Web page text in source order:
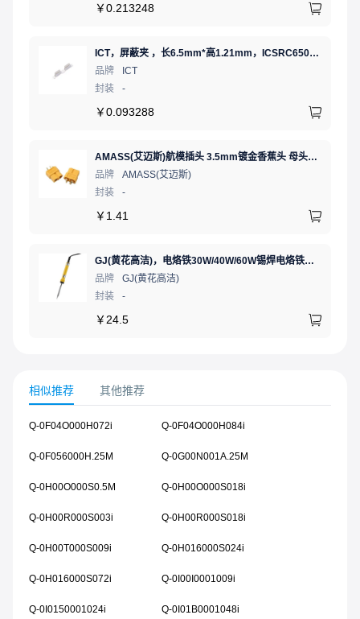
￥0.213248
ICT，屏蔽夹 ，长6.5mm*高1.21mm，ICSRC6508SFR
品牌
ICT
封装
-
￥0.093288
AMASS(艾迈斯)航模插头 3.5mm镀金香蕉头 母头XT60-F.G.Y
品牌
AMASS(艾迈斯)
封装
-
￥ 1.41
GJ(黄花高洁)，电烙铁30W/40W/60W锡焊电烙铁焊接工具电焊笔手机电子维修（内热35W），NO.435(35W)
品牌
GJ(黄花高洁)
封装
-
￥ 24.5
相似推荐 其他推荐
Q-0F04O000H072i Q-0F04O000H084i
Q-0F056000H.25M Q-0G00N001A.25M
Q-0H00O000S0.5M Q-0H00O000S018i
Q-0H00R000S003i Q-0H00R000S018i
Q-0H00T000S009i Q-0H016000S024i
Q-0H016000S072i Q-0I00I0001009i
Q-0I0150001024i Q-0I01B0001048i